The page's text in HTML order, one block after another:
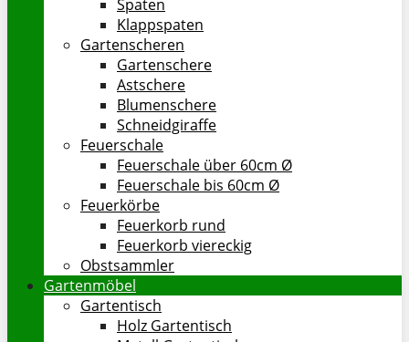
Spaten
Klappspaten
Gartenscheren
Gartenschere
Astschere
Blumenschere
Schneidgiraffe
Feuerschale
Feuerschale über 60cm Ø
Feuerschale bis 60cm Ø
Feuerkörbe
Feuerkorb rund
Feuerkorb viereckig
Obstsammler
Gartenmöbel
Gartentisch
Holz Gartentisch